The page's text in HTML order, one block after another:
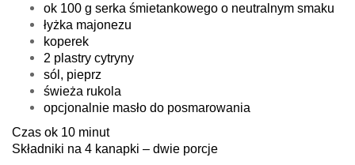
ok 100 g serka śmietankowego o neutralnym smaku
łyżka majonezu
koperek
2 plastry cytryny
sól, pieprz
świeża rukola
opcjonalnie masło do posmarowania
Czas ok 10 minut
Składniki na 4 kanapki – dwie porcje